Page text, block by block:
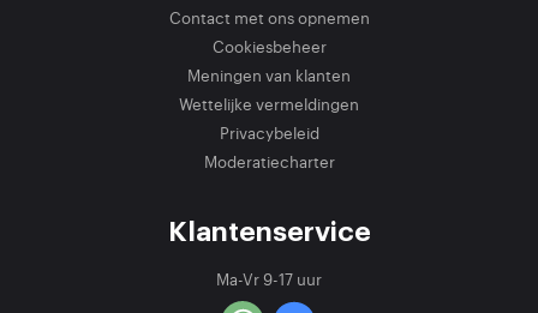
Contact met ons opnemen
Cookiesbeheer
Meningen van klanten
Wettelijke vermeldingen
Privacybeleid
Moderatiecharter
Klantenservice
Ma-Vr 9-17 uur